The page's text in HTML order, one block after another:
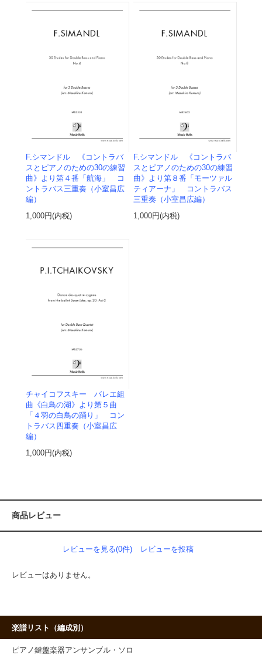
F.シマンドル 《コントラバ
スとピアノのための30の練習
曲》より第４番「航海」 コ
ントラバス三重奏（小室昌広
編）
1,000円(内税)
F.シマンドル 《コントラバ
スとピアノのための30の練習
曲》より第８番「モーツァル
ティアーナ」 コントラバス
三重奏（小室昌広編）
1,000円(内税)
チャイコフスキー バレエ組
曲《白鳥の湖》より第５曲
「４羽の白鳥の踊り」 コン
トラバス四重奏（小室昌広
編）
1,000円(内税)
商品レビュー
レビューを見る(0件) レビューを投稿
レビューはありません。
楽譜リスト（編成別）
ピアノ鍵盤楽器アンサンブル・ソロ